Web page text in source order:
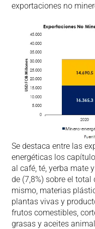
exportaciones no
Se destaca entre las
energéticas los
al café, té, yerba mate
de (7,8%) sobre el
mismo, materias
plantas vivas y
frutos comestibles,
grasas y aceites